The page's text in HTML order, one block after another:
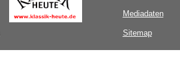
Mediadaten
Sitemap